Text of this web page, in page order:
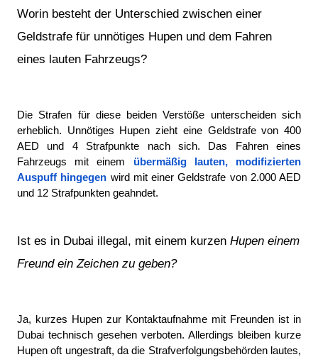
Worin besteht der Unterschied zwischen einer
Geldstrafe für unnötiges Hupen und dem Fahren
eines lauten Fahrzeugs?
Die Strafen für diese beiden Verstöße unterscheiden sich
erheblich. Unnötiges Hupen zieht eine Geldstrafe von 400
AED und 4 Strafpunkte nach sich. Das Fahren eines
Fahrzeugs mit einem
übermäßig lauten, modifizierten
Auspuff hingegen wird mit einer Geldstrafe von 2.000 AED
und 12 Strafpunkten geahndet.
Ist es in Dubai illegal, mit einem kurzen Hupen einem
Freund ein Zeichen zu geben?
Ja, kurzes Hupen zur Kontaktaufnahme mit Freunden ist in
Dubai technisch gesehen verboten. Allerdings bleiben kurze
Hupen oft ungestraft, da die Strafverfolgungsbehörden lautes,